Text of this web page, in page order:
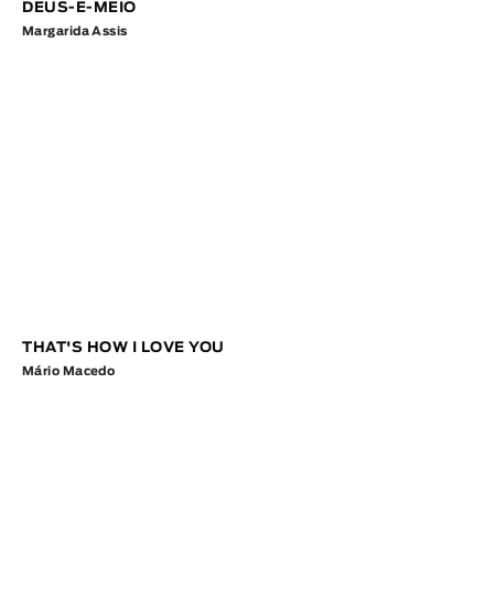
DEUS-E-MEIO
Margarida Assis
THAT'S HOW I LOVE YOU
Mário Macedo